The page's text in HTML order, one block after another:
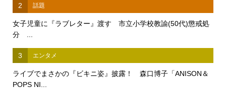
2 話題
女子児童に『ラブレター』渡す 市立小学校教諭(50代)懲戒処
分 ...
3 エンタメ
ライブでまさかの『ビキニ姿』披露！ 森口博子「ANISON＆
POPS NI...